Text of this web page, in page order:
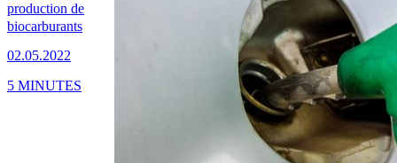
production de
biocarburants
02.05.2022
5 MINUTES